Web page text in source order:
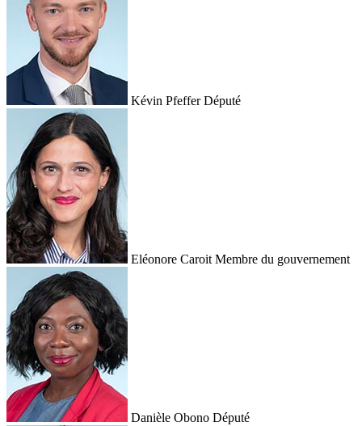
Kévin Pfeffer Député
Eléonore Caroit Membre du gouvernement
Danièle Obono Député